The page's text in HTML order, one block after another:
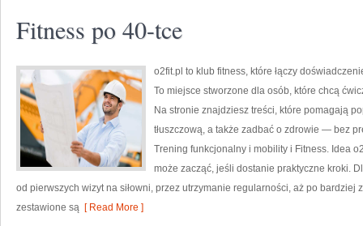
Fitness po 40-tce
o2fit.pl to klub fitness, które łączy
To miejsce stworzone dla osób, które chcą
Na stronie znajdziesz treści, które pomagają
tłuszczową, a także zadbać o zdrowie — bez
Trening funkcjonalny i mobility i Fitness. Idea
może zacząć, jeśli dostanie praktyczne kroki.
od pierwszych wizyt na siłowni, przez utrzymanie regularności, aż po bardziej
zestawione są [ Read More ]